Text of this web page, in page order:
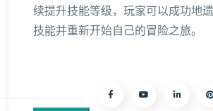
续提升技能等级，玩家可以成功地
技能并重新开始自己的冒险之旅。